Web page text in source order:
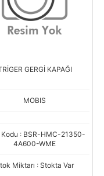
GERGİ KAPAĞI
MOBIS
: BSR-HMC-21350-
4A600-WME
Miktarı : Stokta Var